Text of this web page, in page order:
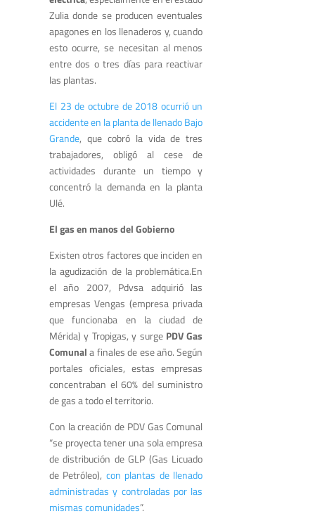
Zulia donde se producen eventuales
apagones en los llenaderos y, cuando
esto ocurre, se necesitan al menos
entre dos o tres días para reactivar
las plantas.
El 23 de octubre de 2018 ocurrió un
accidente en la planta de llenado Bajo
Grande, que cobró la vida de tres
trabajadores, obligó al cese de
actividades durante un tiempo y
concentró la demanda en la planta
Ulé.
El gas en manos del Gobierno
Existen otros factores que inciden en
la agudización de la problemática.En
el año 2007, Pdvsa adquirió las
empresas Vengas (empresa privada
que funcionaba en la ciudad de
Mérida) y Tropigas, y surge PDV Gas
Comunala finales de ese año. Según
portales oficiales, estas empresas
concentraban el 60% del suministro
de gas a todo el territorio.
Con la creación de PDV Gas Comunal
“se proyecta tener una sola empresa
de distribución de GLP (Gas Licuado
de Petróleo), con plantas de llenado
administradas y controladas por las
mismas comunidades”.